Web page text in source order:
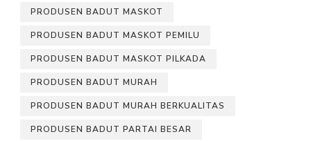
PRODUSEN BADUT MASKOT
PRODUSEN BADUT MASKOT PEMILU
PRODUSEN BADUT MASKOT PILKADA
PRODUSEN BADUT MURAH
PRODUSEN BADUT MURAH BERKUALITAS
PRODUSEN BADUT PARTAI BESAR